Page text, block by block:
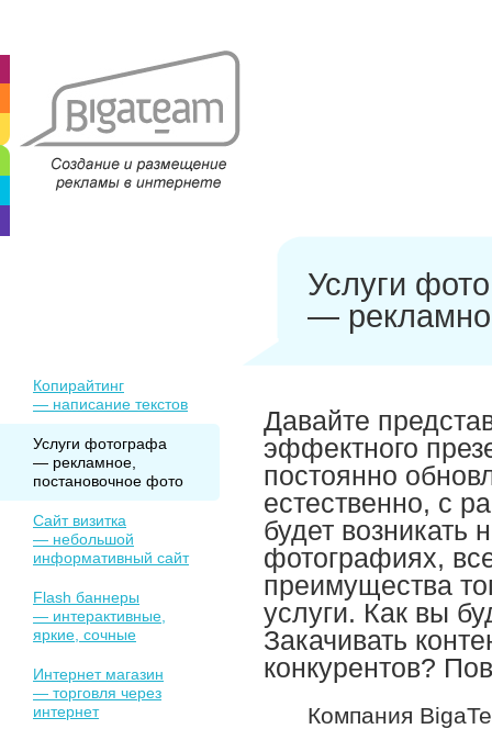
Услуги
—
Давайте
эффектного
постоянно
естественно, с
будет возникать
фотографиях,
преимущества
услуги. Как вы
Закачивать
конкурентов?
Компания
Копирайтинг
— написание текстов
Услуги фотографа
— рекламное,
постановочное фото
Сайт визитка
— небольшой
информативный сайт
Flash баннеры
— интерактивные,
яркие, сочные
Интернет магазин
— торговля через
интернет